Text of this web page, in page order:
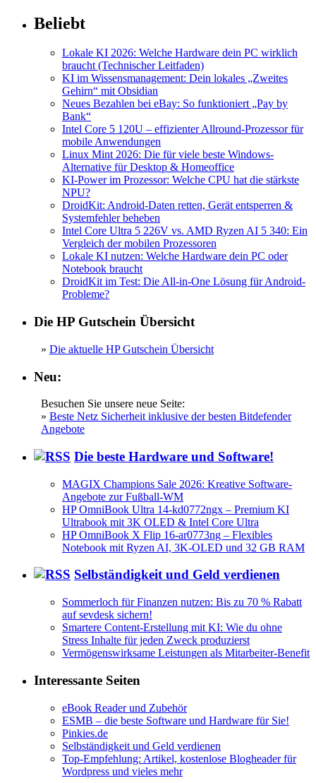
Beliebt
Lokale KI 2026: Welche Hardware dein PC wirklich
braucht (Technischer Leitfaden)
KI im Wissensmanagement: Dein lokales „Zweites
Gehirn“ mit Obsidian
Neues Bezahlen bei eBay: So funktioniert „Pay by
Bank“
Intel Core 5 120U – effizienter Allround-Prozessor für
mobile Anwendungen
Linux Mint 2026: Die für viele beste Windows-
Alternative für Desktop & Homeoffice
KI-Power im Prozessor: Welche CPU hat die stärkste
NPU?
DroidKit: Android-Daten retten, Gerät entsperren &
Systemfehler beheben
Intel Core Ultra 5 226V vs. AMD Ryzen AI 5 340: Ein
Vergleich der mobilen Prozessoren
Lokale KI nutzen: Welche Hardware dein PC oder
Notebook braucht
DroidKit im Test: Die All-in-One Lösung für Android-
Probleme?
Die HP Gutschein Übersicht
» Die aktuelle HP Gutschein Übersicht
Neu:
Besuchen Sie unsere neue Seite:
» Beste Netz Sicherheit inklusive der besten Bitdefender
Angebote
Die beste Hardware und Software!
MAGIX Champions Sale 2026: Kreative Software-
Angebote zur Fußball-WM
HP OmniBook Ultra 14-kd0772ngx – Premium KI
Ultrabook mit 3K OLED & Intel Core Ultra
HP OmniBook X Flip 16-ar0773ng – Flexibles
Notebook mit Ryzen AI, 3K-OLED und 32 GB RAM
Selbständigkeit und Geld verdienen
Sommerloch für Finanzen nutzen: Bis zu 70 % Rabatt
auf sevdesk sichern!
Smartere Content-Erstellung mit KI: Wie du ohne
Stress Inhalte für jeden Zweck produzierst
Vermögenswirksame Leistungen als Mitarbeiter-Benefit
Interessante Seiten
eBook Reader und Zubehör
ESMB – die beste Software und Hardware für Sie!
Pinkies.de
Selbständigkeit und Geld verdienen
Top-Empfehlung: Artikel, kostenlose Blogheader für
Wordpress und vieles mehr